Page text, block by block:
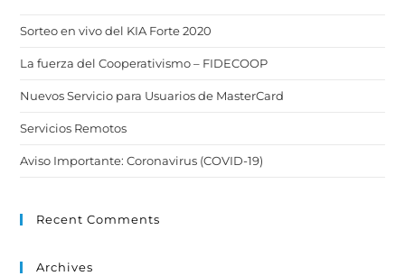
Sorteo en vivo del KIA Forte 2020
La fuerza del Cooperativismo – FIDECOOP
Nuevos Servicio para Usuarios de MasterCard
Servicios Remotos
Aviso Importante: Coronavirus (COVID-19)
Recent Comments
Archives